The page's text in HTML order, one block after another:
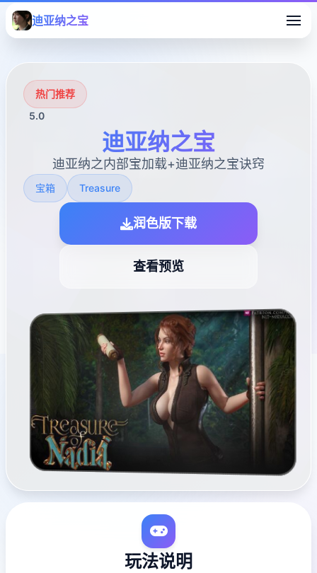
迪亚纳之宝
热门推荐
5.0
迪亚纳之宝
迪亚纳之内部宝加载+迪亚纳之宝诀窍
宝箱 Treasure
润色版下载
查看预览
玩法说明